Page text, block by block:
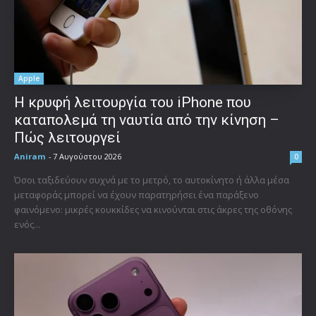
Apple
Η κρυφή λειτουργία του iPhone που
καταπολεμά τη ναυτία από την κίνηση –
Πώς λειτουργεί
Aniram - 7 Αυγούστου 2026 0
Όσοι ταξιδεύουν συχνά με το μετρό, το αυτοκίνητο ή άλλα μέσα
μεταφοράς μπορεί να έχουν παρατηρήσει ένα παράξενο
φαινόμενο: μικρές κουκκίδες να κινούνται στις άκρες της οθόνης
ενός...